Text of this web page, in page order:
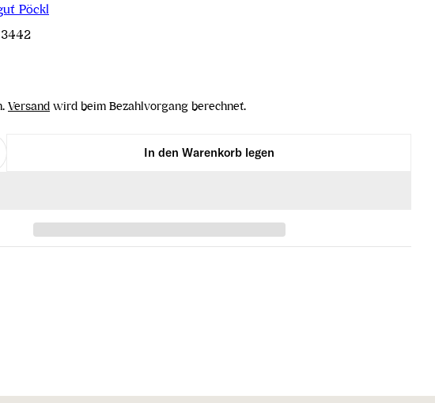
Pöckl
Versand wird beim Bezahlvorgang berechnet.
2021 verringern
für Mystique 2021 erhöhen
In den Warenkorb legen